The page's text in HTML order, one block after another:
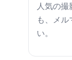
人気の
も、メ
い。